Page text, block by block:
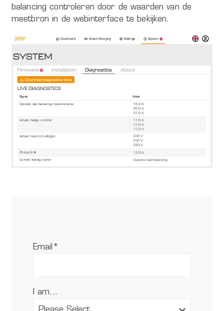
balancing controleren door de waarden van de
meetbron in de webinterface te bekijken.
Email *
I am...